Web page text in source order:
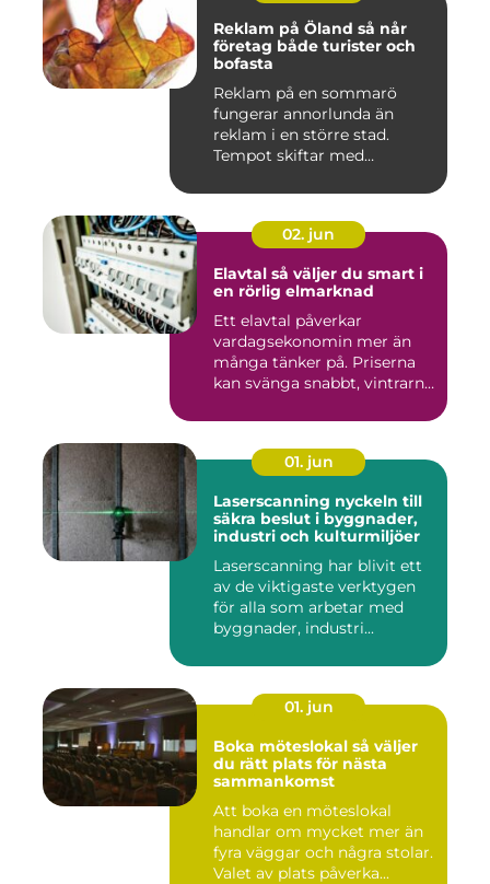
Reklam på Öland så når
företag både turister och
bofasta
Reklam på en sommarö
fungerar annorlunda än
reklam i en större stad.
Tempot skiftar med
02. jun
Elavtal så väljer du smart i
en rörlig elmarknad
Ett elavtal påverkar
vardagsekonomin mer än
många tänker på. Priserna
kan svänga snabbt, vintrarna
01. jun
Laserscanning nyckeln till
säkra beslut i byggnader,
industri och kulturmiljöer
Laserscanning har blivit ett
av de viktigaste verktygen
för alla som arbetar med
byggnader, industri...
01. jun
Boka möteslokal så väljer
du rätt plats för nästa
sammankomst
Att boka en möteslokal
handlar om mycket mer än
fyra väggar och några stolar.
Valet av plats påverka...